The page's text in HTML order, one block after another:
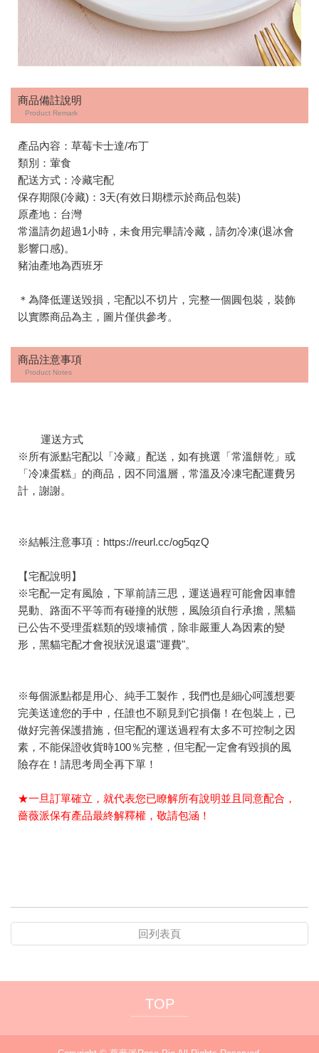
商品備註說明
Product Remark
產品內容：草莓卡士達/布丁
類別：葷食
配送方式：冷藏宅配
保存期限(冷藏)：3天(有效日期標示於商品包裝)
原產地：台灣
常溫請勿超過1小時，未食用完畢請冷藏，請勿冷凍(退冰會
影響口感)。
豬油產地為西班牙
＊為降低運送毀損，宅配以不切片，完整一個圓包裝，裝飾
以實際商品為主，圖片僅供參考。
商品注意事項
Product Notes
運送方式
※所有派點宅配以「冷藏」配送，如有挑選「常溫餅乾」或
「冷凍蛋糕」的商品，因不同溫層，常溫及冷凍宅配運費另
計，謝謝。
※結帳注意事項： https://reurl.cc/og5qzQ
【宅配說明】
※宅配一定有風險，下單前請三思，運送過程可能會因車體
晃動、路面不平等而有碰撞的狀態，風險須自行承擔，黑貓
已公告不受理蛋糕類的毀壞補償，除非嚴重人為因素的變
形，黑貓宅配才會視狀況退還"運費"。
※每個派點都是用心、純手工製作，我們也是細心呵護想要
完美送達您的手中，任誰也不願見到它損傷！在包裝上，已
做好完善保護措施，但宅配的運送過程有太多不可控制之因
素，不能保證收貨時100％完整，但宅配一定會有毀損的風
險存在！請思考周全再下單！
★一旦訂單確立，就代表您已瞭解所有說明並且同意配合，
薔薇派保有產品最終解釋權，敬請包涵！
回列表頁
TOP